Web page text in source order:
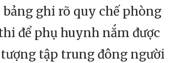
ghi rõ quy chế phòng
để phụ huynh nắm được
tập trung đông người